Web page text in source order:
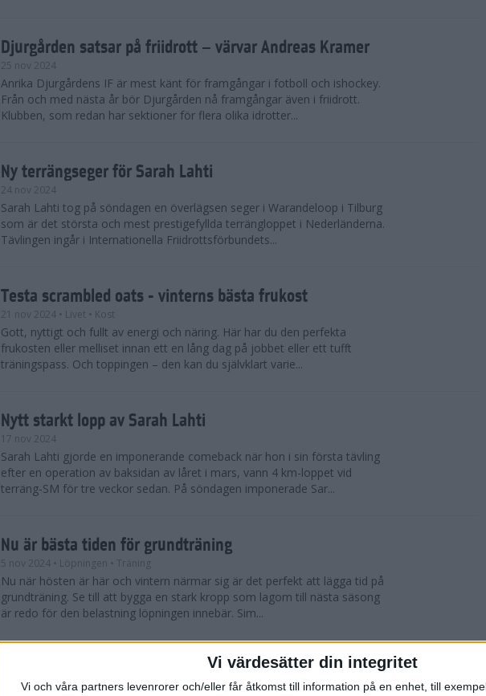
Vi värdesätter din integritet
Vi och våra partners levenrorer och/eller får åtkomst till information på en enhet, till
Djurgården satsar på friidrott – värvar Andreas Kramer
25 nov 2024
Anrika Djurgårdens IF är mest känt för framgångar i fotboll och ishockey.
Från och med nästa år bör Djurgården nå framgångar även i friidrott.
Klubben, som redan har sektioner för flera olika idrotter...
Ny terrängseger för Sarah Lahti
24 nov 2024
Sarah Lahti tog på söndagen en överlägsen seger i Warandeloop i Tilburg
som är det största och mest prestigefyllda terrängloppet i Nederländerna.
Tävlingen ingår i Internationella Friidrottsförbundets...
Testa scrambled oats - vinterns bästa frukost
21 nov 2024 • Livet • Kost
Gott, nyttigt och fullt av energi och näring. Här har du den perfekta
frukosten eller melliset innan ett en lång dag på jobbet eller ett tufft
träningspass. Och toppingen – den kan du självklart varie...
Nytt starkt lopp av Sarah Lahti
17 nov 2024
Sarah Lahti gjorde en imponerande comeback när hon i sin första tävling
efter en operation av baksidan av låret i mars, vann 4 km-loppet vid
terräng-SM för tre veckor sedan. På söndagen imponerade Sar...
Nu är bästa tiden för grundträning
5 nov 2024 • Löpningen • Träning
Nu när hösten är här och vintern närmar sig är det perfekt att lägga tid på
grundträning. Se till att bygga en stark kropp som lagom till nästa säsong
är redo för den belastning löpningen innebär. Sim...
Nya vinnare i New York City Marathon
3 nov 2024